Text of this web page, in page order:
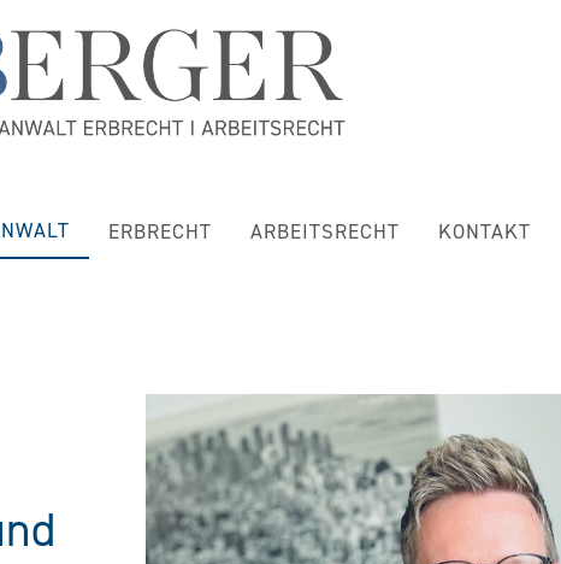
ERBRECHT ARBEITSRECHT KONTAKT